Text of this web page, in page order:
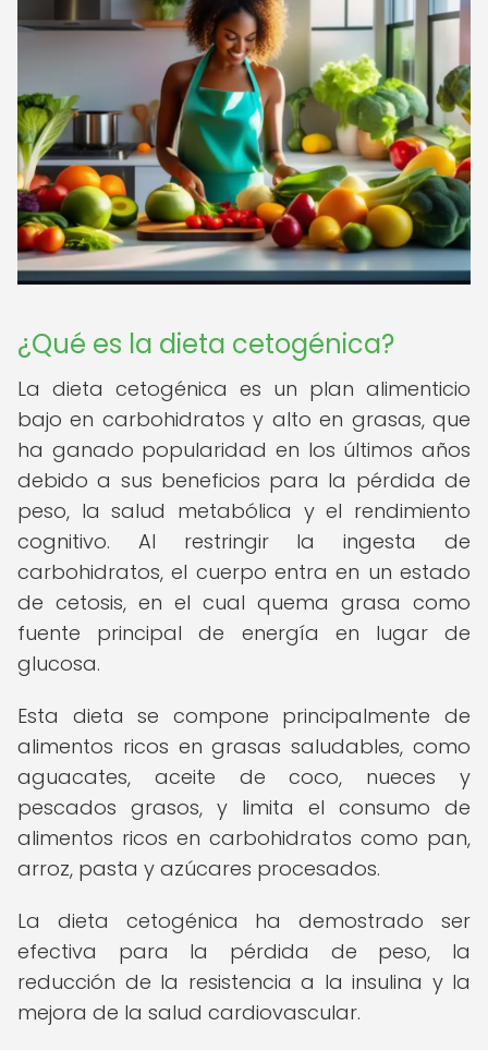
¿Qué es la dieta cetogénica?
La dieta cetogénica es un plan alimenticio
bajo en carbohidratos y alto en grasas, que
ha ganado popularidad en los últimos años
debido a sus beneficios para la pérdida de
peso, la salud metabólica y el rendimiento
cognitivo. Al restringir la ingesta de
carbohidratos, el cuerpo entra en un estado
de cetosis, en el cual quema grasa como
fuente principal de energía en lugar de
glucosa.
Esta dieta se compone principalmente de
alimentos ricos en grasas saludables, como
aguacates, aceite de coco, nueces y
pescados grasos, y limita el consumo de
alimentos ricos en carbohidratos como pan,
arroz, pasta y azúcares procesados.
La dieta cetogénica ha demostrado ser
efectiva para la pérdida de peso, la
reducción de la resistencia a la insulina y la
mejora de la salud cardiovascular.